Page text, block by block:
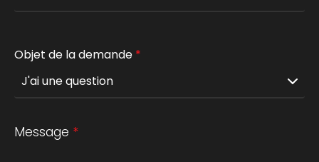
Objet de la demande *
Message *